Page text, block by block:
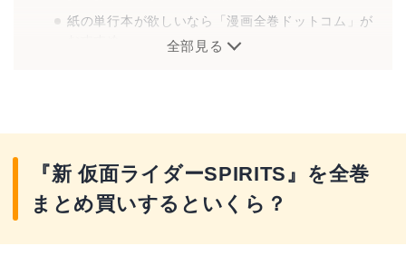
紙の単行本が欲しいなら「漫画全巻ドットコム」が
全部見る
『新 仮面ライダーSPIRITS』を全巻
まとめ買いするといくら？